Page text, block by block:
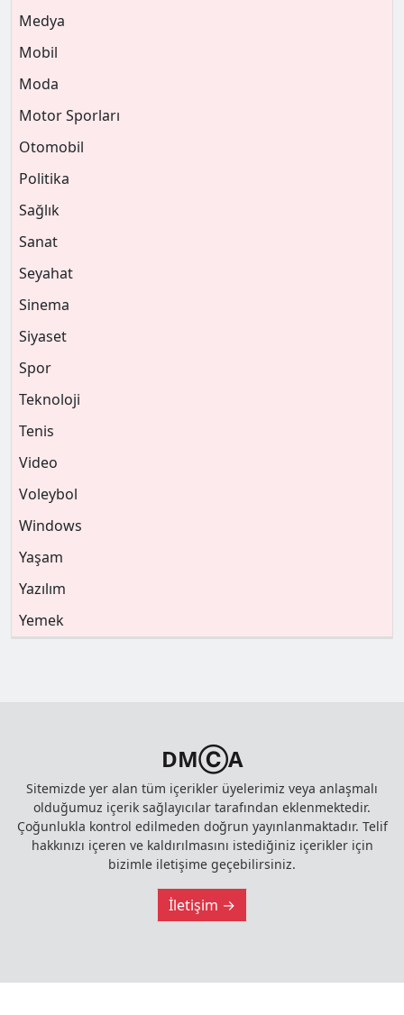
Medya
Mobil
Moda
Motor Sporları
Otomobil
Politika
Sağlık
Sanat
Seyahat
Sinema
Siyaset
Spor
Teknoloji
Tenis
Video
Voleybol
Windows
Yaşam
Yazılım
Yemek
DMⒸA
Sitemizde yer alan tüm içerikler üyelerimiz veya anlaşmalı
olduğumuz içerik sağlayıcılar tarafından eklenmektedir.
Çoğunlukla kontrol edilmeden doğrun yayınlanmaktadır. Telif
hakkınızı içeren ve kaldırılmasını istediğiniz içerikler için
bizimle iletişime geçebilirsiniz.
İletişim →